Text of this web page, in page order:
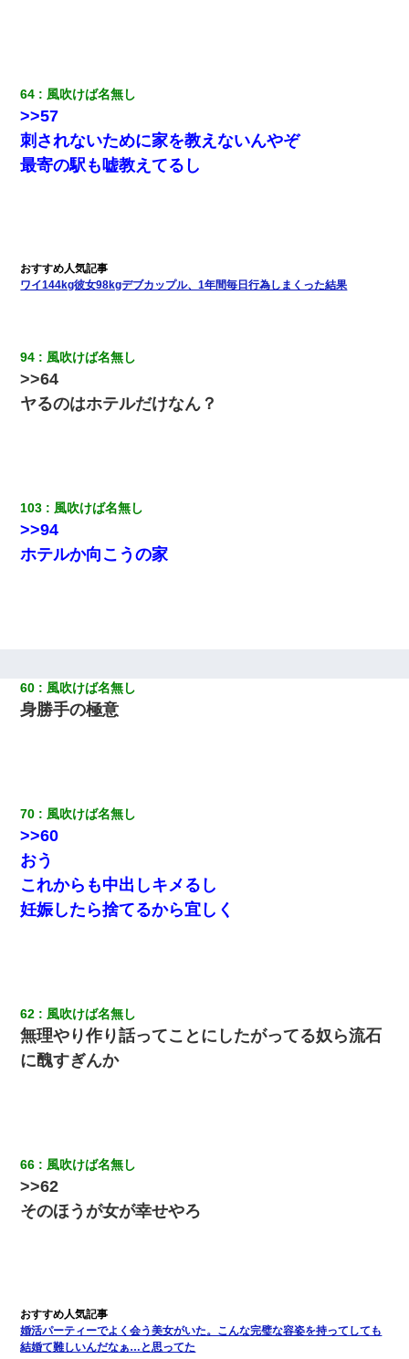
64 風吹けば名無し
>>57
刺されないために家を教えないんやぞ
最寄の駅も嘘教えてるし
ワイ144kg彼女98kgデブカップル、1年間毎日行為しまくった結果
94 風吹けば名無し
>>64
ヤるのはホテルだけなん？
103 風吹けば名無し
>>94
ホテルか向こうの家
60 風吹けば名無し
身勝手の極意
70 風吹けば名無し
>>60
おう
これからも中出しキメるし
妊娠したら捨てるから宜しく
62 風吹けば名無し
無理やり作り話ってことにしたがってる奴ら流石
に醜すぎんか
66 風吹けば名無し
>>62
そのほうが女が幸せやろ
婚活パーティーでよく会う美女がいた。こんな完璧な容姿を持ってしても
結婚て難しいんだなぁ…と思ってた